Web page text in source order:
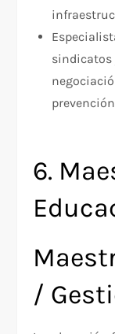
sindicatos
6.
/